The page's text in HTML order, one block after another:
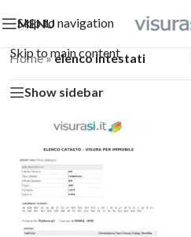
Skip to navigation
Skip to main content
MENU
Home»elenco intestati
Show sidebar